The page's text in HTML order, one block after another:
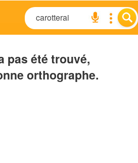
pas été trouvé,
orthographe.